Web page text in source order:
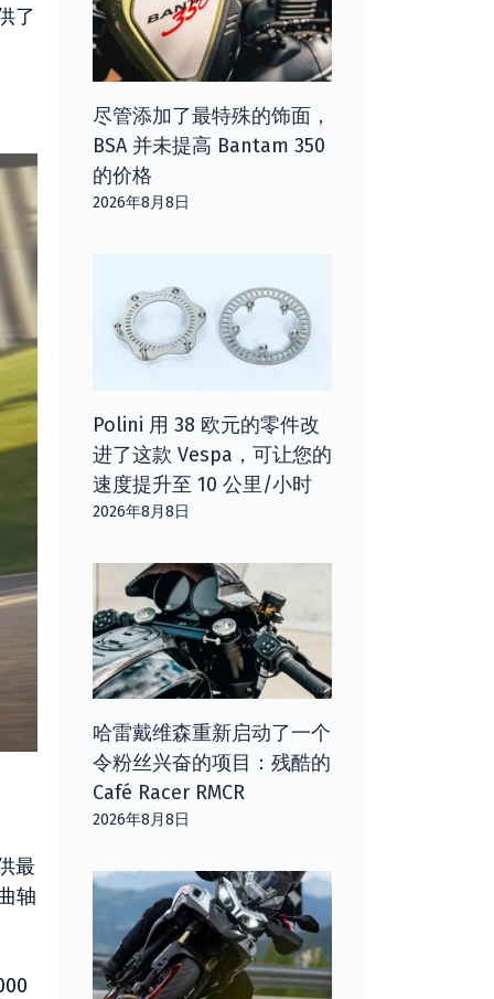
了
最
轴
尽管添加了最特殊的饰面，
BSA 并未提高 Bantam 350
的价格
2026年8月8日
Polini 用 38 欧元的零件改
进了这款 Vespa，可让您的
速度提升至 10 公里/小时
2026年8月8日
哈雷戴维森重新启动了一个
令粉丝兴奋的项目：残酷的
Café Racer RMCR
2026年8月8日